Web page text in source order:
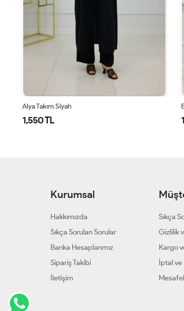
BELLA TAKIM - SİYAH
1,550 TL
Kurumsal
Hakkımızda
Sıkça Sorulan Sorular
Banka Hesaplarımız
Sipariş Takibi
İletişim
Sıkça
Gizlilik
Kargo
İptal ve